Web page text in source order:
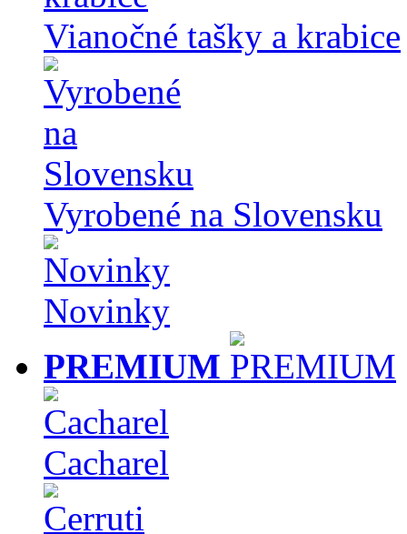
Vianočné tašky a krabice
Vyrobené na Slovensku
Novinky
PREMIUM
Cacharel